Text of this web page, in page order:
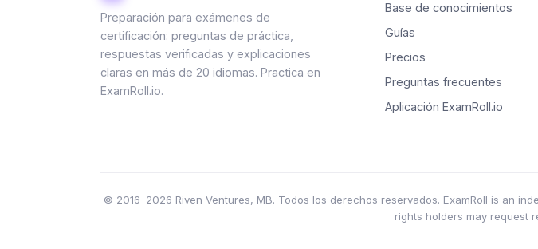
Preparación para exámenes de
certificación: preguntas de práctica,
respuestas verificadas y explicaciones
claras en más de 20 idiomas. Practica en
ExamRoll.io.
Base de conocimientos
Guías
Precios
Preguntas frecuentes
Aplicación ExamRoll.io
© 2016–2026 Riven Ventures, MB. Todos los derechos reservados. ExamRoll is an
rights holders may request